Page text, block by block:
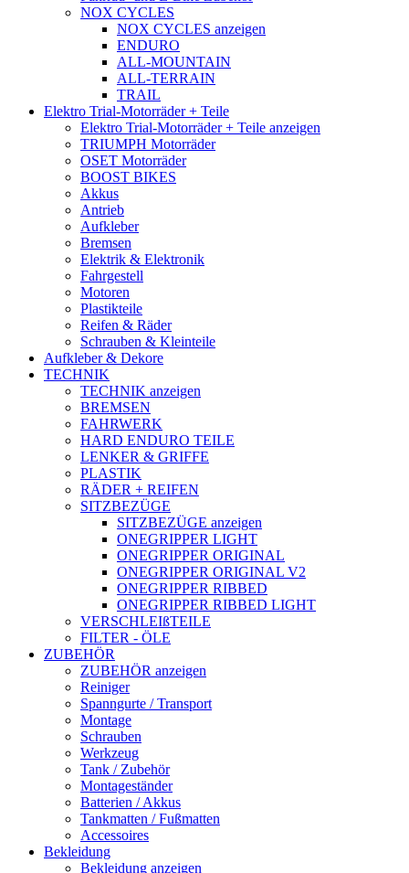
NOX CYCLES
NOX CYCLES anzeigen
ENDURO
ALL-MOUNTAIN
ALL-TERRAIN
TRAIL
Elektro Trial-Motorräder + Teile
Elektro Trial-Motorräder + Teile anzeigen
TRIUMPH Motorräder
OSET Motorräder
BOOST BIKES
Akkus
Antrieb
Aufkleber
Bremsen
Elektrik & Elektronik
Fahrgestell
Motoren
Plastikteile
Reifen & Räder
Schrauben & Kleinteile
Aufkleber & Dekore
TECHNIK
TECHNIK anzeigen
BREMSEN
FAHRWERK
HARD ENDURO TEILE
LENKER & GRIFFE
PLASTIK
RÄDER + REIFEN
SITZBEZÜGE
SITZBEZÜGE anzeigen
ONEGRIPPER LIGHT
ONEGRIPPER ORIGINAL
ONEGRIPPER ORIGINAL V2
ONEGRIPPER RIBBED
ONEGRIPPER RIBBED LIGHT
VERSCHLEIßTEILE
FILTER - ÖLE
ZUBEHÖR
ZUBEHÖR anzeigen
Reiniger
Spanngurte / Transport
Montage
Schrauben
Werkzeug
Tank / Zubehör
Montageständer
Batterien / Akkus
Tankmatten / Fußmatten
Accessoires
Bekleidung
Bekleidung anzeigen